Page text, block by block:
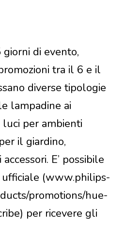
di evento,
tra il 6 e il
diverse tipologie
lampadine ai
per ambienti
il giardino,
E’ possibile
ufficiale (www.philips-
promotions/hue-
per ricevere gli